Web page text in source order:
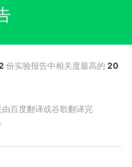
份实验报告中相关度最高的 20
百度翻译或谷歌翻译完